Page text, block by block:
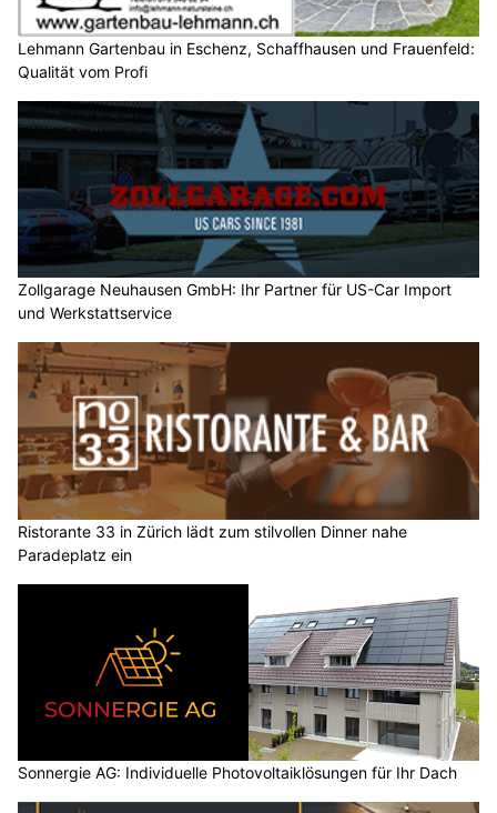
Lehmann Gartenbau in Eschenz, Schaffhausen und Frauenfeld:
Qualität vom Profi
Zollgarage Neuhausen GmbH: Ihr Partner für US-Car Import
und Werkstattservice
Ristorante 33 in Zürich lädt zum stilvollen Dinner nahe
Paradeplatz ein
Sonnergie AG: Individuelle Photovoltaiklösungen für Ihr Dach